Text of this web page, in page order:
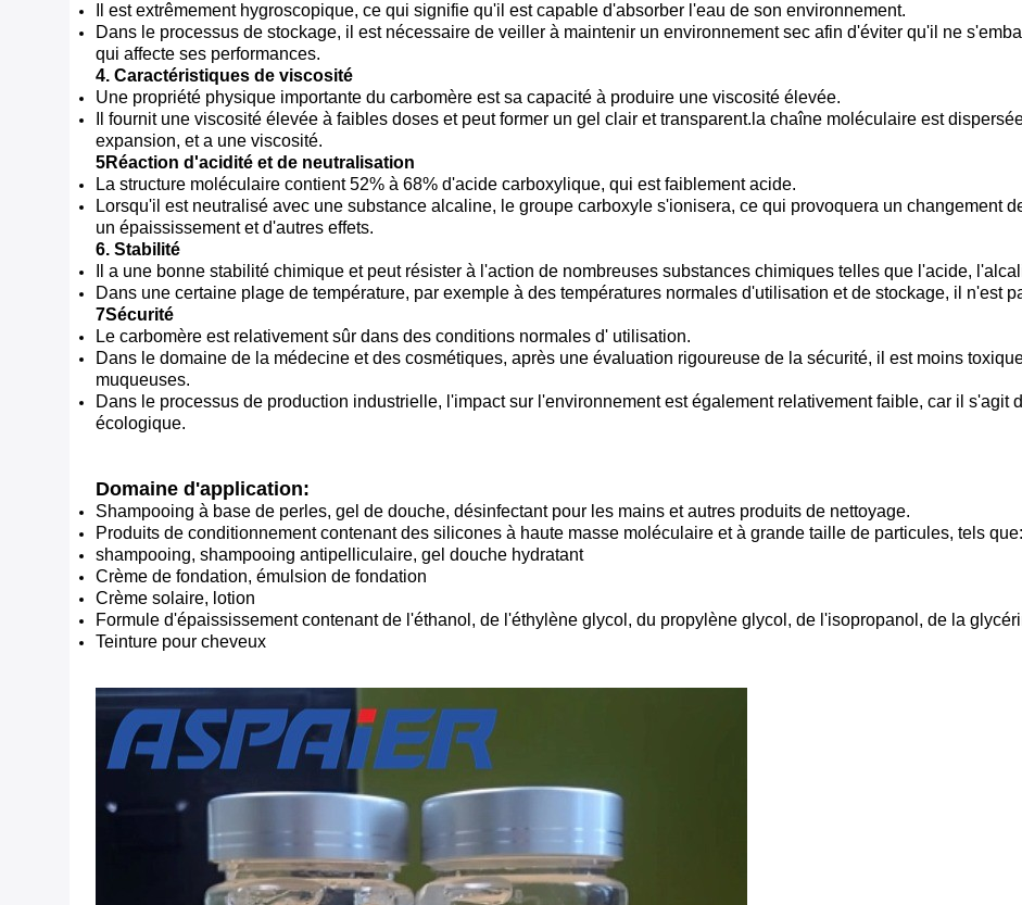
Il est extrêmement hygroscopique, ce qui signifie qu'il est capable d'absorber l'eau de son environnement.
Dans le processus de stockage, il est nécessaire de veiller à maintenir un environnement sec afin d'éviter qu'il ne
qui affecte ses performances.
4. Caractéristiques de viscosité
Une propriété physique importante du carbomère est sa capacité à produire une viscosité élevée.
Il fournit une viscosité élevée à faibles doses et peut former un gel clair et transparent.la chaîne moléculaire est
expansion, et a une viscosité.
5Réaction d'acidité et de neutralisation
La structure moléculaire contient 52% à 68% d'acide carboxylique, qui est faiblement acide.
Lorsqu'il est neutralisé avec une substance alcaline, le groupe carboxyle s'ionisera, ce qui provoquera un changement
un épaississement et d'autres effets.
6. Stabilité
Il a une bonne stabilité chimique et peut résister à l'action de nombreuses substances chimiques telles que l'acide,
Dans une certaine plage de température, par exemple à des températures normales d'utilisation et de stockage, il n'est
7Sécurité
Le carbomère est relativement sûr dans des conditions normales d' utilisation.
Dans le domaine de la médecine et des cosmétiques, après une évaluation rigoureuse de la sécurité, il est moins
muqueuses.
Dans le processus de production industrielle, l'impact sur l'environnement est également relativement faible, car il s'agit
écologique.
Domaine d'application:
Shampooing à base de perles, gel de douche, désinfectant pour les mains et autres produits de nettoyage.
Produits de conditionnement contenant des silicones à haute masse moléculaire et à grande taille de particules, tels que:
shampooing, shampooing antipelliculaire, gel douche hydratant
Crème de fondation, émulsion de fondation
Crème solaire, lotion
Formule d'épaississement contenant de l'éthanol, de l'éthylène glycol, du propylène glycol, de l'isopropanol, de la
Teinture pour cheveux